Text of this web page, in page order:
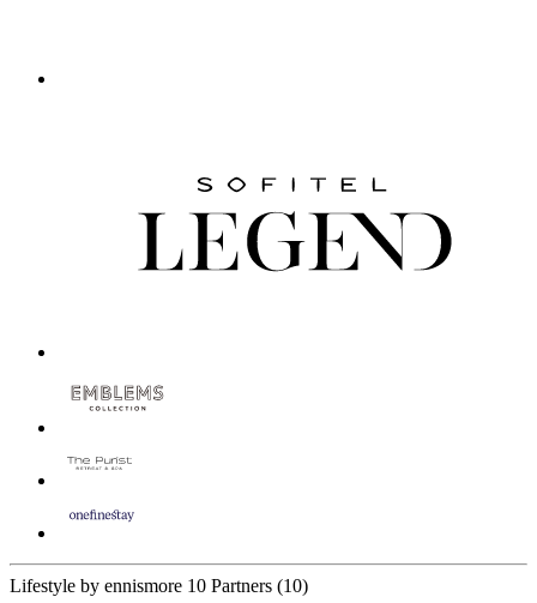
Lifestyle by ennismore 10 Partners (10)